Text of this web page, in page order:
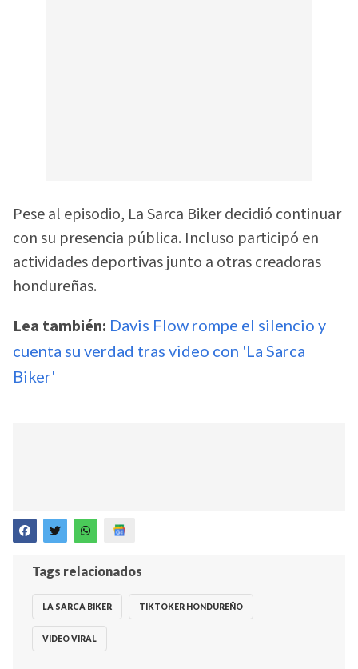
Pese al episodio, La Sarca Biker decidió continuar
con su presencia pública. Incluso participó en
actividades deportivas junto a otras creadoras
hondureñas.
Lea también: Davis Flow rompe el silencio y
cuenta su verdad tras video con 'La Sarca
Biker'
Tags relacionados
LA SARCA BIKER TIKTOKER HONDUREÑO
VIDEO VIRAL